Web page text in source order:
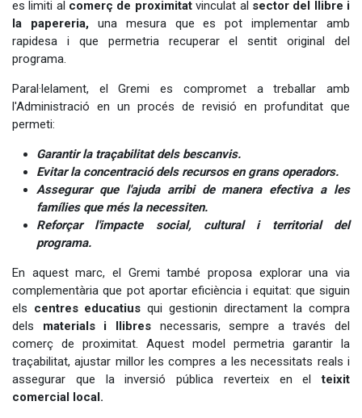
es limiti al comerç de proximitatvinculat al sector del llibre i
la papereria,una mesura que es pot implementar amb
rapidesa i que permetria recuperar el sentit original del
programa.
Paral·lelament, el Gremi es compromet a treballar amb
l'Administració en un procés de revisió en profunditat que
permeti:
Garantir la traçabilitat dels bescanvis.
Evitar la concentració dels recursos en grans operadors.
Assegurar que l'ajuda arribi de manera efectiva a les
famílies que més la necessiten.
Reforçar l'impacte social, cultural i territorial del
programa.
En aquest marc, el Gremi també proposa explorar una via
complementària que pot aportar eficiència i equitat: que siguin
els centres educatius qui gestionin directament la compra
dels materials i llibresnecessaris, sempre a través del
comerç de proximitat. Aquest model permetria garantir la
traçabilitat, ajustar millor les compres a les necessitats reals i
assegurar que la inversió pública reverteix en elteixit
comercial local.